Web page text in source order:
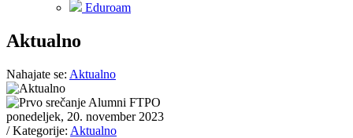
Eduroam
Aktualno
Nahajate se: Aktualno
ponedeljek, 20. november 2023
/ Kategorije: Aktualno